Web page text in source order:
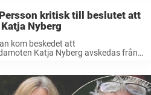
kritisk till beslutet att
Nyberg
kom beskedet att
Katja Nyberg avskedas från
Persson ställer sig kritisk till.– Här
fått ...